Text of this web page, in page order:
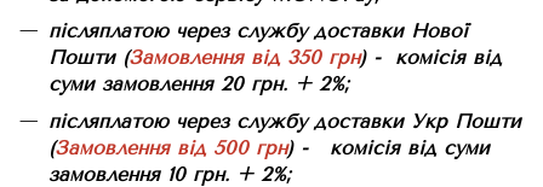
післяплатою через службу доставки Нової
Пошти (Замовлення від 350 грн) - комісія від
суми замовлення 20 грн. + 2%;
післяплатою через службу доставки Укр Пошти
(Замовлення від 500 грн) - комісія від суми
замовлення 10 грн. + 2%;